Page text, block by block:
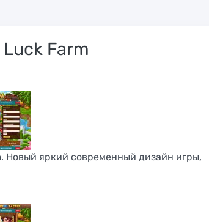
Farm
Новый яркий современный дизайн игры,